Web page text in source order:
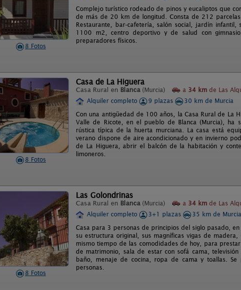
8 Fotos
Complejo turístico rodeado de pinos y eucaliptos que
de más de 20 km de longitud. Consta de 212
Restaurante, bar-cafetería, salón social, jardín
1100 m2, centro deportivo y de salud con
preparadores físicos.
8 Fotos
Casa de La Higuera
Casa Rural en Blanca (Murcia) a 34 km de Las
Alquiler completo
9 plazas
30 km de Murcia
Con una antigüedad de 100 años, la Casa Rural de La
Valle de Ricote, en el pueblo de Blanca (Murcia), ha
rústica típica de la huerta murciana. La casa está
verano dispone de aire acondicionado y en invierno
de La Higuera, abrir el balcón de la habitación y
limoneros.
8 Fotos
Las Golondrinas
Casa Rural en Blanca (Murcia) a 34 km de Las
Alquiler completo
3+1 plazas
35 km de Murcia
Casa para 3 personas de principios del siglo pasado,
su estructura original, sus magníficas vigas de
mismo tiempo de las comodidades de hoy, para
de matrimonio, sala de estar con sofá cama,
baño, menaje de cocina, ropa de cama y toallas.
personas.